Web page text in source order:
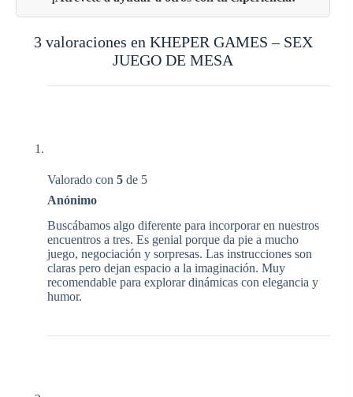
3 valoraciones en KHEPER GAMES – SEX
JUEGO DE MESA
Valorado con 5 de 5
Anónimo
Buscábamos algo diferente para incorporar en nuestros
encuentros a tres. Es genial porque da pie a mucho
juego, negociación y sorpresas. Las instrucciones son
claras pero dejan espacio a la imaginación. Muy
recomendable para explorar dinámicas con elegancia y
humor.